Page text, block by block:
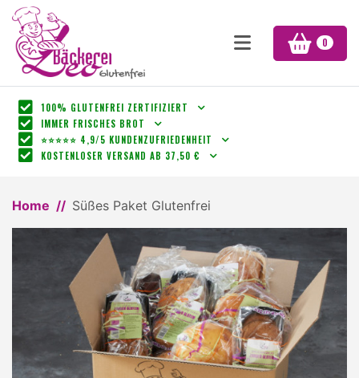
0
100% GLUTENFREI ZERTIFIZIERT
IMMER FRISCHES BROT
⭐⭐⭐⭐⭐ 4,9/5 KUNDENZUFRIEDENHEIT
KOSTENLOSER VERSAND AB 37,50 €
Home Süßes Paket Glutenfrei